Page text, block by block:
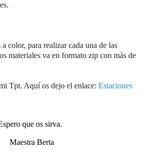
color, para realizar cada una de las
materiales va en formato zip con más de
Tpt. Aquí os dejo el enlace: Estaciones
que os sirva.
Maestra Berta